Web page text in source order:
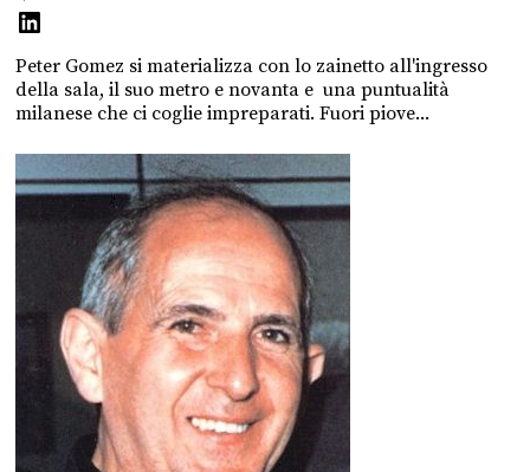
Peter Gomez si materializza con lo zainetto all'ingresso
della sala, il suo metro e novanta e una puntualità
milanese che ci coglie impreparati. Fuori piove...